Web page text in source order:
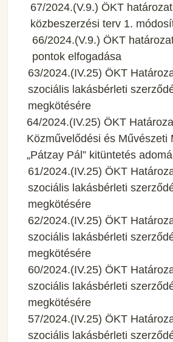
67/2024.(V.9.) ÖKT
közbeszerzési terv 1.
66/2024.(V.9.) ÖKT
pontok elfogadása
63/2024.(IV.25) ÖKT
szociális lakásbérleti
megkötésére
64/2024.(IV.25) ÖKT
Közművelődési és Művészeti
„Pátzay Pál” kitüntetés
61/2024.(IV.25) ÖKT
szociális lakásbérleti
megkötésére
62/2024.(IV.25) ÖKT
szociális lakásbérleti
megkötésére
60/2024.(IV.25) ÖKT
szociális lakásbérleti
megkötésére
57/2024.(IV.25) ÖKT
szociális lakásbérleti